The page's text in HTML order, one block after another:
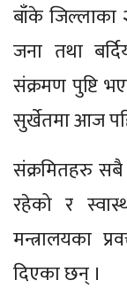
बाँके जिल्लाका
जना तथा
संक्रमण पुष्टि
सुर्खेतमा आज
संक्रमितहरु सबै
रहेको र
मन्त्रालयका
दिएका छन् ।